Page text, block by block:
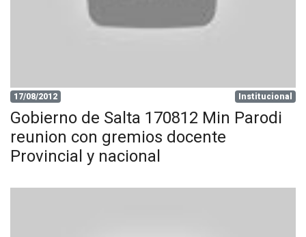
17/08/2012 Institucional
Gobierno de Salta 170812 Min Parodi
reunion con gremios docente
Provincial y nacional